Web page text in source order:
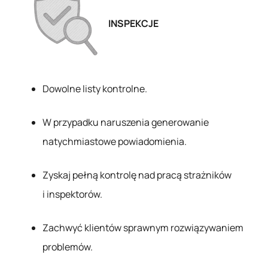
INSPEKCJE
Dowolne listy kontrolne.
W przypadku naruszenia generowanie
natychmiastowe powiadomienia.
Zyskaj pełną kontrolę nad pracą strażników
i inspektorów.
Zachwyć klientów sprawnym rozwiązywaniem
problemów.